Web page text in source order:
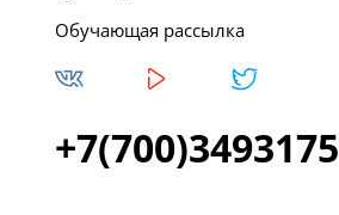
Обучающая рассылка
+7(700)3493175